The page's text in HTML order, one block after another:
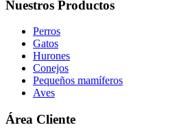
Nuestros Productos
Perros
Gatos
Hurones
Conejos
Pequeños mamíferos
Aves
Área Cliente